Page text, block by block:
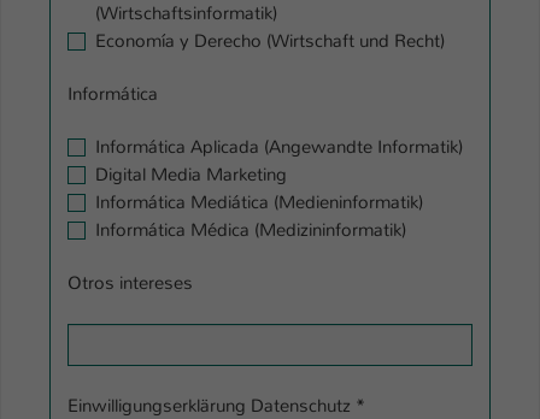
(Wirtschaftsinformatik)
Economía y Derecho (Wirtschaft und Recht)
Informática
Informática Aplicada (Angewandte Informatik)
Digital Media Marketing
Informática Mediática (Medieninformatik)
Informática Médica (Medizininformatik)
Otros intereses
Einwilligungserklärung Datenschutz *